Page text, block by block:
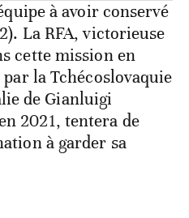
à avoir conservé
La RFA, victorieuse
cette mission en
la Tchécoslovaquie
de Gianluigi
2021, tentera de
à garder sa